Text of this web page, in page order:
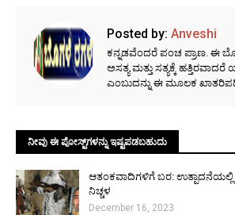
Posted by: Anveshi
ಕನ್ನಡವೆಂದರೆ ಪಂಚ ಪ್ರಾಣ. ಈ
ಅಸತ್ಯ ಮತ್ತು ಸತ್ಯಕ್ಕೆ ಹತ್ತಿರವಾದರೆ
ಎಂಬುದನ್ನು ಈ ಮೂಲಕ
ನೀವು ಈ ಪೋಸ್ಟ್‌ಗಳನ್ನು ಇಷ್ಟಪಡಬಹುದು
ಆತಂಕವಾದಿಗಳಿಗೆ ಬರ: ಉತ್ಪಾದನೆಯಲ್ಲಿ
ನಿಚ್ಚಳ
December 16, 2023